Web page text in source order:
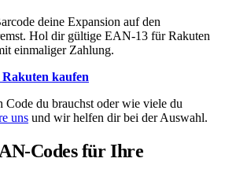
deine Expansion auf den
Hol dir gültige EAN-13 für Rakuten
einmaliger Zahlung.
kaufen
Code du brauchst oder wie viele du
uns und wir helfen dir bei der Auswahl.
Codes für Ihre